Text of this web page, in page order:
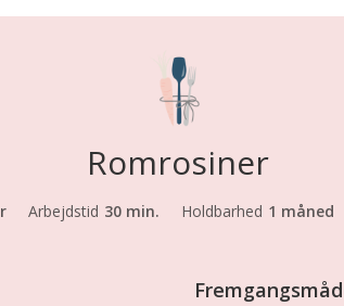
Romrosiner
Arbejdstid 30 min. Holdbarhed 1 måned